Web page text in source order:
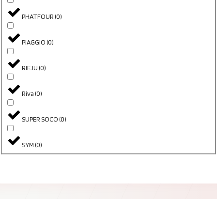
PHATFOUR(0)
PIAGGIO(0)
RIEJU(0)
Riva(0)
SUPER SOCO(0)
SYM(0)